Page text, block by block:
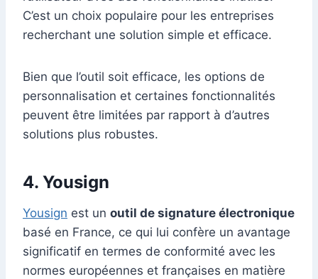
C’est un choix populaire pour les entreprises
recherchant une solution simple et efficace.
Bien que l’outil soit efficace, les options de
personnalisation et certaines fonctionnalités
peuvent être limitées par rapport à d’autres
solutions plus robustes.
4. Yousign
Yousign est un outil de signature électronique
basé en France, ce qui lui confère un avantage
significatif en termes de conformité avec les
normes européennes et françaises en matière